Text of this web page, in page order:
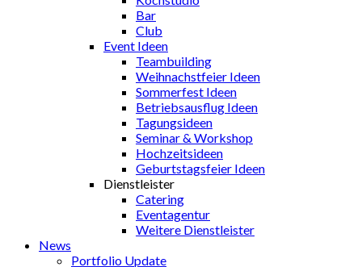
Bar
Club
Event Ideen
Teambuilding
Weihnachstfeier Ideen
Sommerfest Ideen
Betriebsausflug Ideen
Tagungsideen
Seminar & Workshop
Hochzeitsideen
Geburtstagsfeier Ideen
Dienstleister
Catering
Eventagentur
Weitere Dienstleister
News
Portfolio Update